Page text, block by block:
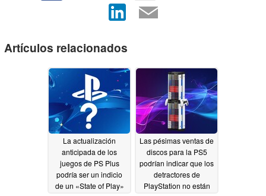
Artículos relacionados
La actualización
anticipada de los
juegos de PS Plus
podría ser un indicio
de un «State of Play»
Las pésimas ventas de
discos para la PS5
podrían indicar que los
detractores de
PlayStation no están